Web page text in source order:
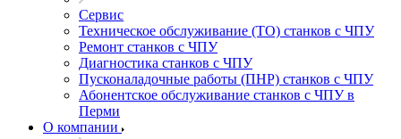
Сервис
Техническое обслуживание (ТО) станков с ЧПУ
Ремонт станков с ЧПУ
Диагностика станков с ЧПУ
Пусконаладочные работы (ПНР) станков с ЧПУ
Абонентское обслуживание станков с ЧПУ в
Перми
О компании